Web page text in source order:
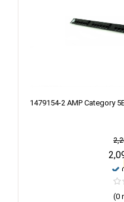
1479154-2 AMP Category
(0